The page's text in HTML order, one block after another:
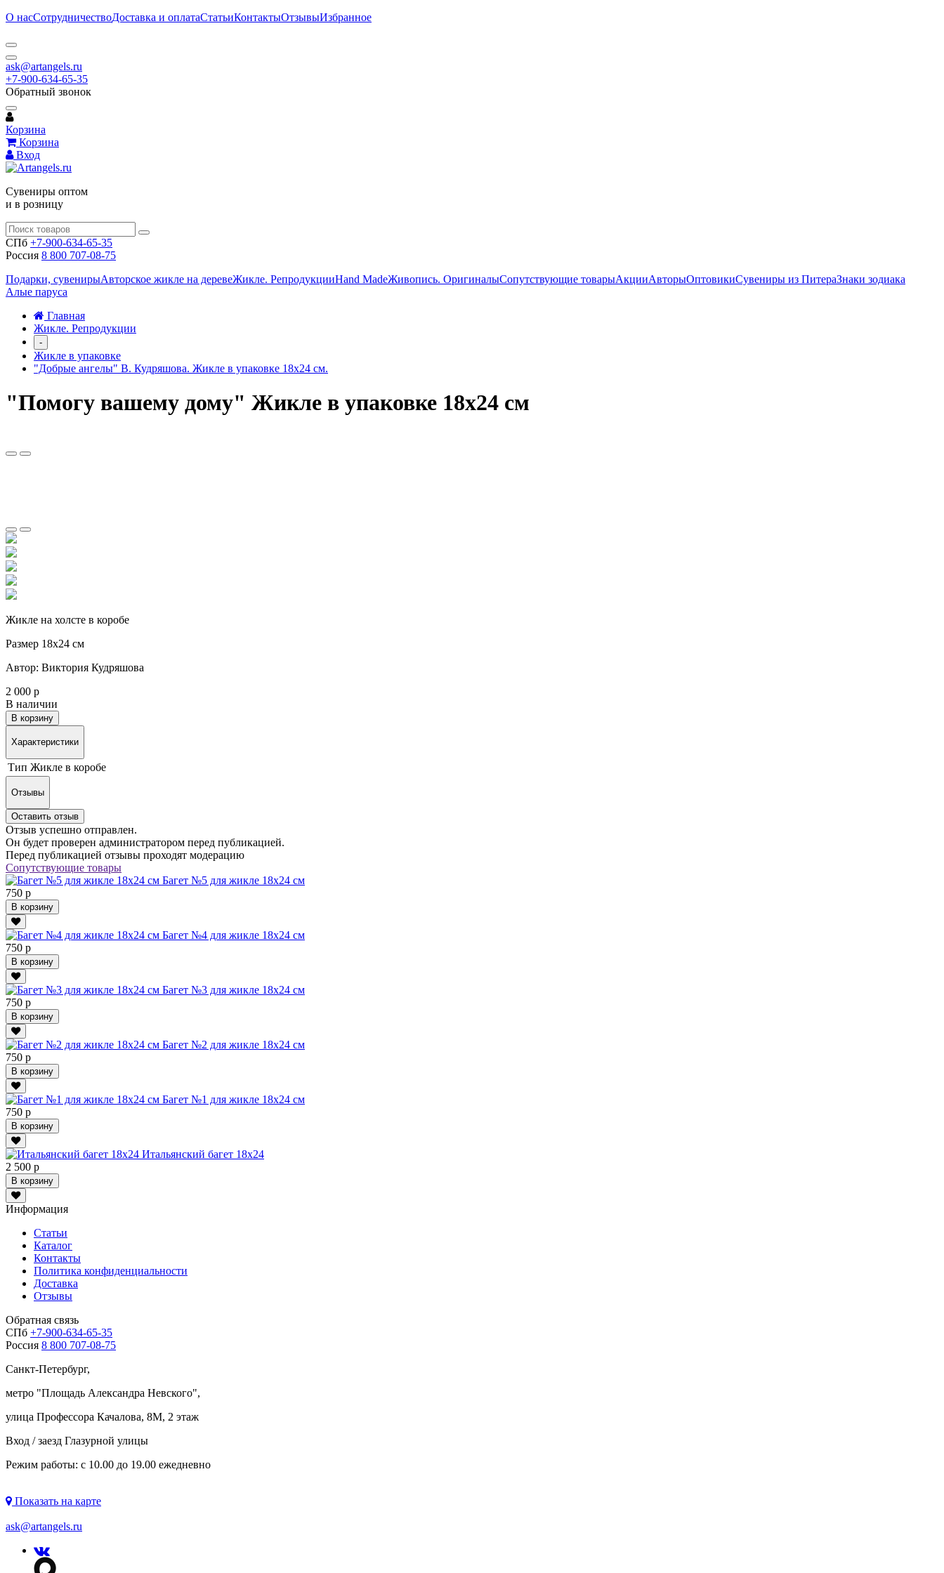
О насСотрудничествоДоставка и оплатаСтатьиКонтактыОтзывыИзбранное
ask@artangels.ru
+7-900-634-65-35
Обратный звонок
Корзина
Корзина
Вход
Сувениры оптом
и в розницу
СПб +7-900-634-65-35
Россия 8 800 707-08-75
Подарки, сувенирыАвторское жикле на деревеЖикле. РепродукцииHand MadeЖивопись. ОригиналыСопутствующие товарыАкцииАвторыОптовикиСувениры из ПитераЗнаки зодиака
Алые паруса
Главная
Жикле. Репродукции
-
Жикле в упаковке
"Добрые ангелы" В. Кудряшова. Жикле в упаковке 18х24 см.
"Помогу вашему дому" Жикле в упаковке 18х24 см
Жикле на холсте в коробе
Размер 18х24 см
Автор: Виктория Кудряшова
2 000 р
В наличии
В корзину
Характеристики
Тип Жикле в коробе
Отзывы
Оставить отзыв
Отзыв успешно отправлен.
Он будет проверен администратором перед публикацией.
Перед публикацией отзывы проходят модерацию
Сопутствующие товары
Багет №5 для жикле 18х24 см
750 р
В корзину
Багет №4 для жикле 18х24 см
750 р
В корзину
Багет №3 для жикле 18х24 см
750 р
В корзину
Багет №2 для жикле 18х24 см
750 р
В корзину
Багет №1 для жикле 18х24 см
750 р
В корзину
Итальянский багет 18х24
2 500 р
В корзину
Информация
Статьи
Каталог
Контакты
Политика конфиденциальности
Доставка
Отзывы
Обратная связь
СПб +7-900-634-65-35
Россия 8 800 707-08-75
Санкт-Петербург,
метро "Площадь Александра Невского",
улица Профессора Качалова, 8М, 2 этаж
Вход / заезд Глазурной улицы
Режим работы: с 10.00 до 19.00 ежедневно
Показать на карте
ask@artangels.ru